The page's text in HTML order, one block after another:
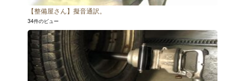
【整備屋さん】擬音通訳。
34件のビュー